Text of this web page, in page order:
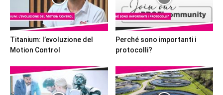
Titanium: l’evoluzione del
Motion Control
Perché sono importanti i
protocolli?